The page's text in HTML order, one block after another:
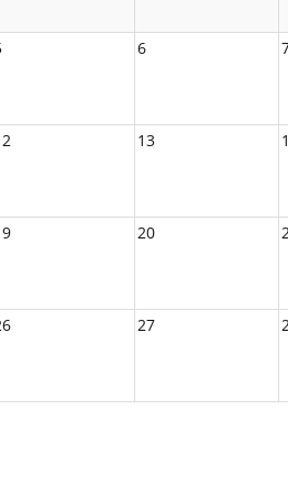
6
13
20
27